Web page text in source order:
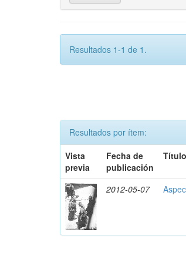
Resultados 1-1 de 1.
Resultados por ítem:
Vista
previa
Fecha de
publicación
Título
2012-05-07